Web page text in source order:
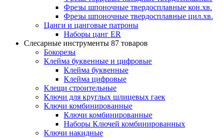
Фрезы шпоночные твердосплавные кон.хв.
Фрезы шпоночные твердосплавные цил.хв.
Цанги и цанговые патроны
Наборы цанг ER
Слесарные инструменты 87 товаров
Бокорезы
Клейма буквенные и цифровые
Клейма буквенные
Клейма цифровые
Клещи строительные
Ключи для круглых шлицевых гаек
Ключи комбинированные
Ключи комбинированные
Наборы Ключей комбинированных
Ключи накидные